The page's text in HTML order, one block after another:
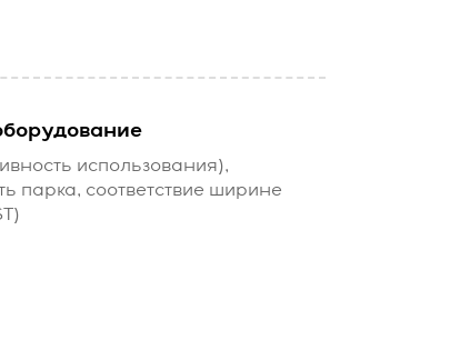
использования),
парка, соответствие ширине